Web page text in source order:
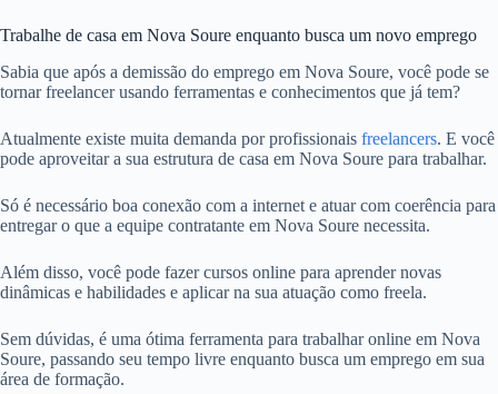
Trabalhe de casa em Nova Soure enquanto busca um novo emprego
Sabia que após a demissão do emprego em Nova Soure, você pode se
tornar freelancer usando ferramentas e conhecimentos que já tem?
Atualmente existe muita demanda por profissionais freelancers. E você
pode aproveitar a sua estrutura de casa em Nova Soure para trabalhar.
Só é necessário boa conexão com a internet e atuar com coerência para
entregar o que a equipe contratante em Nova Soure necessita.
Além disso, você pode fazer cursos online para aprender novas
dinâmicas e habilidades e aplicar na sua atuação como freela.
Sem dúvidas, é uma ótima ferramenta para trabalhar online em Nova
Soure, passando seu tempo livre enquanto busca um emprego em sua
área de formação.